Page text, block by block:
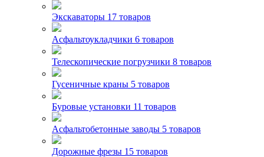
Экскаваторы 17 товаров
Асфальтоукладчики 6 товаров
Телескопические погрузчики 8 товаров
Гусеничные краны 5 товаров
Буровые установки 11 товаров
Асфальтобетонные заводы 5 товаров
Дорожные фрезы 15 товаров